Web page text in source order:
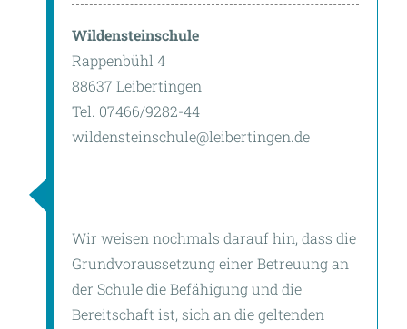
Wildensteinschule
Rappenbühl 4
88637 Leibertingen
Tel. 07466/9282-44
wildensteinschule@leibertingen.de
Wir weisen nochmals darauf hin, dass die
Grundvoraussetzung einer Betreuung an
der Schule die Befähigung und die
Bereitschaft ist, sich an die geltenden